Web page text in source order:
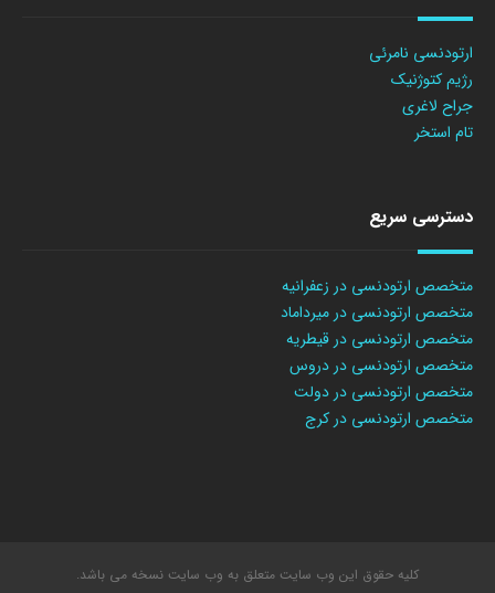
ارتودنسی نامرئی
رژیم کتوژنیک
جراح لاغری
تام استخر
دسترسی سریع
متخصص ارتودنسی در زعفرانیه
متخصص ارتودنسی در میرداماد
متخصص ارتودنسی در قیطریه
متخصص ارتودنسی در دروس
متخصص ارتودنسی در دولت
متخصص ارتودنسی در کرج
کلیه حقوق این وب سایت متعلق به وب سایت نسخه می باشد.